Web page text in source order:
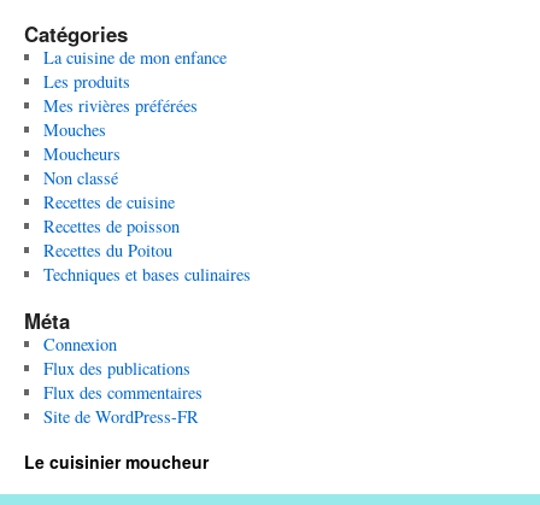
Catégories
La cuisine de mon enfance
Les produits
Mes rivières préférées
Mouches
Moucheurs
Non classé
Recettes de cuisine
Recettes de poisson
Recettes du Poitou
Techniques et bases culinaires
Méta
Connexion
Flux des publications
Flux des commentaires
Site de WordPress-FR
Le cuisinier moucheur